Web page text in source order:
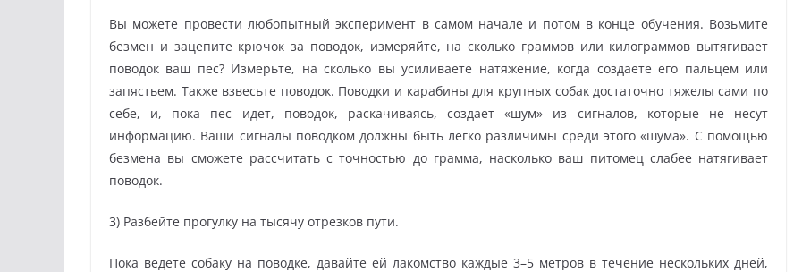
Вы можете провести любопытный эксперимент в самом начале и потом в конце обучения. Возьмите
безмен и зацепите крючок за поводок, измеряйте, на сколько граммов или килограммов вытягивает
поводок ваш пес? Измерьте, на сколько вы усиливаете натяжение, когда создаете его пальцем или
запястьем. Также взвесьте поводок. Поводки и карабины для крупных собак достаточно тяжелы сами по
себе, и, пока пес идет, поводок, раскачиваясь, создает «шум» из сигналов, которые не несут
информацию. Ваши сигналы поводком должны быть легко различимы среди этого «шума». С помощью
безмена вы сможете рассчитать с точностью до грамма, насколько ваш питомец слабее натягивает
поводок.
3) Разбейте прогулку на тысячу отрезков пути.
Пока ведете собаку на поводке, давайте ей лакомство каждые 3–5 метров в течение нескольких дней,